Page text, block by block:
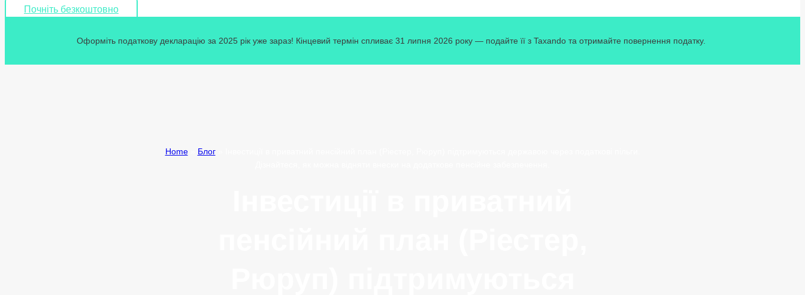
Почніть безкоштовно
Оформіть податкову декларацію за 2025 рік уже зараз! Кінцевий термін спливає 31 липня 2026 року — подайте її з Taxando та отримайте повернення податку.
Home» Блог»